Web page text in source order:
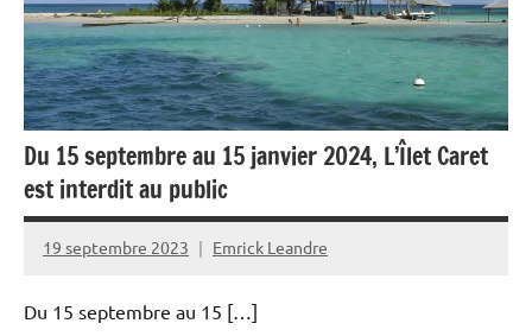
Musique
Du 15 septembre au 15 janvier 2024, L’Îlet Caret
est interdit au public
19 septembre 2023 Emrick Leandre
Du 15 septembre au 15 […]